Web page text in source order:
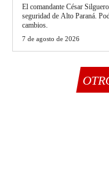
El comandante César
seguridad de Alto Paraná.
cambios.
7 de agosto de 2026